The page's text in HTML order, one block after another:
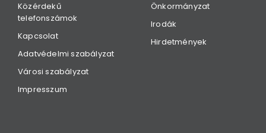
Közérdekű
telefonszámok
Kapcsolat
Adatvédelmi szabályzat
Városi szabályzat
Impresszum
Önkormányzat
Irodák
Hirdetmények